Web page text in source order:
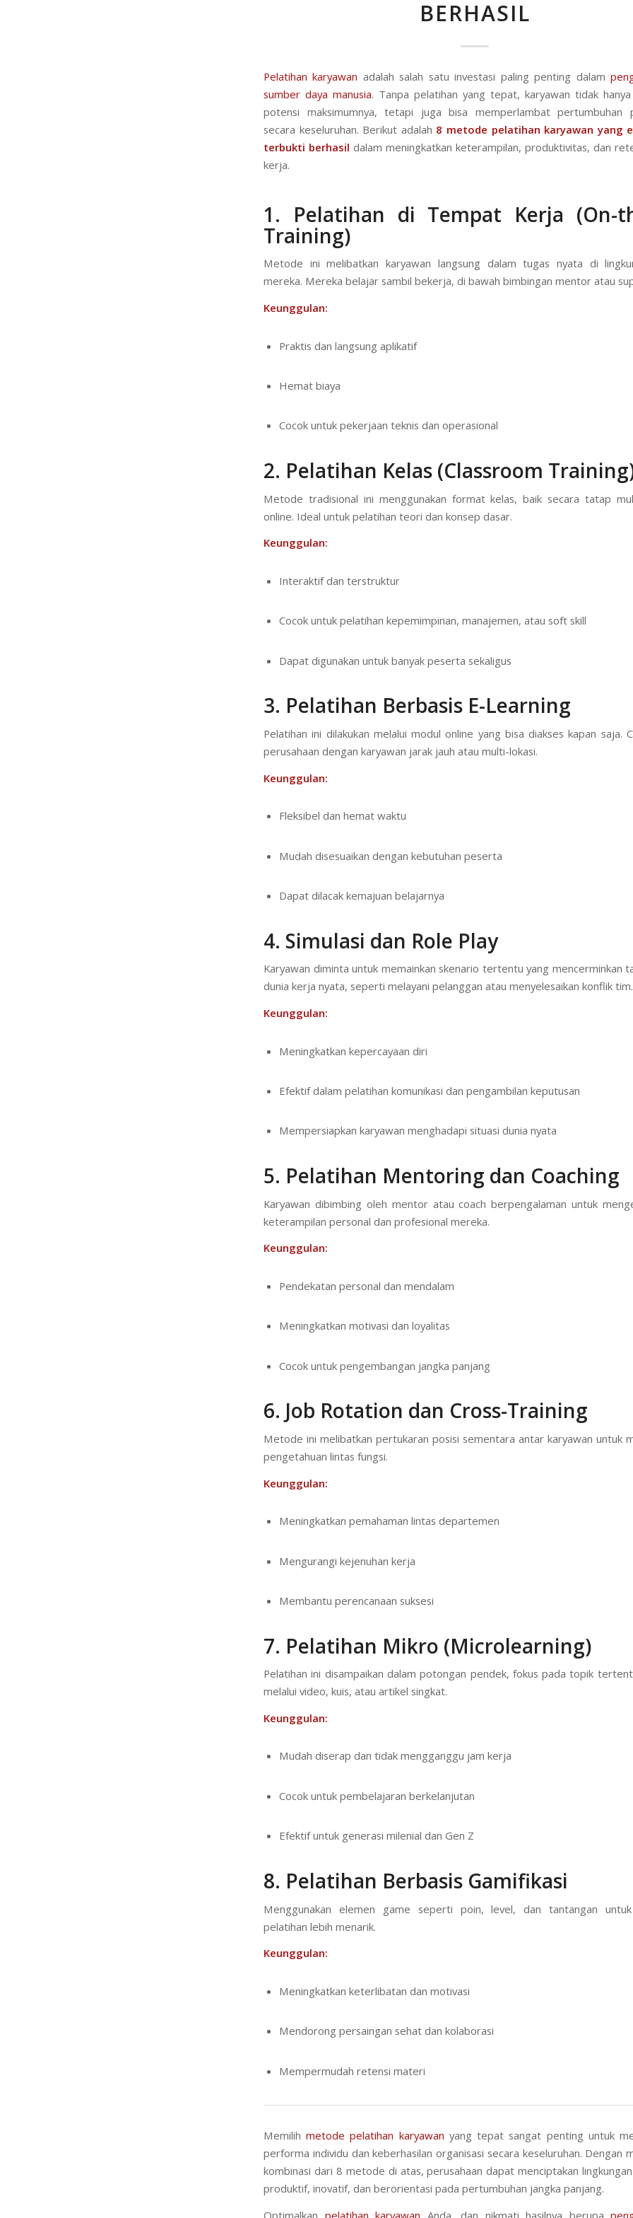
BERHASIL
Pelatihan karyawan adalah salah satu investasi paling penting dalam
sumber daya manusia. Tanpa pelatihan yang tepat, karyawan tidak hanya
potensi maksimumnya, tetapi juga bisa memperlambat pertumbuhan
secara keseluruhan. Berikut adalah 8 metode pelatihan karyawan yang
terbukti berhasil dalam meningkatkan keterampilan, produktivitas, dan
kerja.
1. Pelatihan di Tempat Kerja (On-
Training)
Metode ini melibatkan karyawan langsung dalam tugas nyata di
mereka. Mereka belajar sambil bekerja, di bawah bimbingan mentor atau
Keunggulan:
Praktis dan langsung aplikatif
Hemat biaya
Cocok untuk pekerjaan teknis dan operasional
2. Pelatihan Kelas (Classroom
Metode tradisional ini menggunakan format kelas, baik secara tatap
online. Ideal untuk pelatihan teori dan konsep dasar.
Keunggulan:
Interaktif dan terstruktur
Cocok untuk pelatihan kepemimpinan, manajemen, atau soft skill
Dapat digunakan untuk banyak peserta sekaligus
3. Pelatihan Berbasis E-Learning
Pelatihan ini dilakukan melalui modul online yang bisa diakses kapan saja.
perusahaan dengan karyawan jarak jauh atau multi-lokasi.
Keunggulan:
Fleksibel dan hemat waktu
Mudah disesuaikan dengan kebutuhan peserta
Dapat dilacak kemajuan belajarnya
4. Simulasi dan Role Play
Karyawan diminta untuk memainkan skenario tertentu yang mencerminkan
dunia kerja nyata, seperti melayani pelanggan atau menyelesaikan konflik tim.
Keunggulan:
Meningkatkan kepercayaan diri
Efektif dalam pelatihan komunikasi dan pengambilan keputusan
Mempersiapkan karyawan menghadapi situasi dunia nyata
5. Pelatihan Mentoring dan Coaching
Karyawan dibimbing oleh mentor atau coach berpengalaman untuk
keterampilan personal dan profesional mereka.
Keunggulan:
Pendekatan personal dan mendalam
Meningkatkan motivasi dan loyalitas
Cocok untuk pengembangan jangka panjang
6. Job Rotation dan Cross-Training
Metode ini melibatkan pertukaran posisi sementara antar karyawan untuk
pengetahuan lintas fungsi.
Keunggulan:
Meningkatkan pemahaman lintas departemen
Mengurangi kejenuhan kerja
Membantu perencanaan suksesi
7. Pelatihan Mikro (Microlearning)
Pelatihan ini disampaikan dalam potongan pendek, fokus pada topik
melalui video, kuis, atau artikel singkat.
Keunggulan:
Mudah diserap dan tidak mengganggu jam kerja
Cocok untuk pembelajaran berkelanjutan
Efektif untuk generasi milenial dan Gen Z
8. Pelatihan Berbasis Gamifikasi
Menggunakan elemen game seperti poin, level, dan tantangan
pelatihan lebih menarik.
Keunggulan:
Meningkatkan keterlibatan dan motivasi
Mendorong persaingan sehat dan kolaborasi
Mempermudah retensi materi
Memilihmetode pelatihan karyawan yang tepat sangat penting untuk
performa individu dan keberhasilan organisasi secara keseluruhan. Dengan
kombinasi dari 8 metode di atas, perusahaan dapat menciptakan
produktif, inovatif, dan berorientasi pada pertumbuhan jangka panjang.